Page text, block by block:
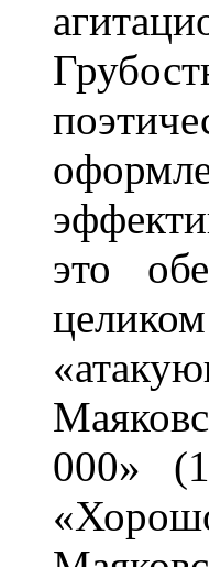
это
000»